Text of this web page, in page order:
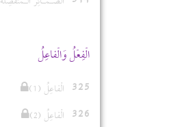
الْفِعْلُ وَالْفاعِلُ
325 (الْفاعِلُ (1
326 (الْفاعِلُ (2